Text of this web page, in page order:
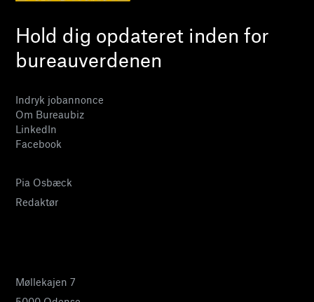
Hold dig opdateret inden for
bureauverdenen
Indryk jobannonce
Om Bureaubiz
LinkedIn
Facebook
Pia Osbæck
Redaktør
Møllekajen 7